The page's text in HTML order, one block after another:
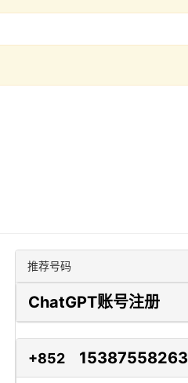
推荐号码
ChatGPT账号注册
+852 15387558263